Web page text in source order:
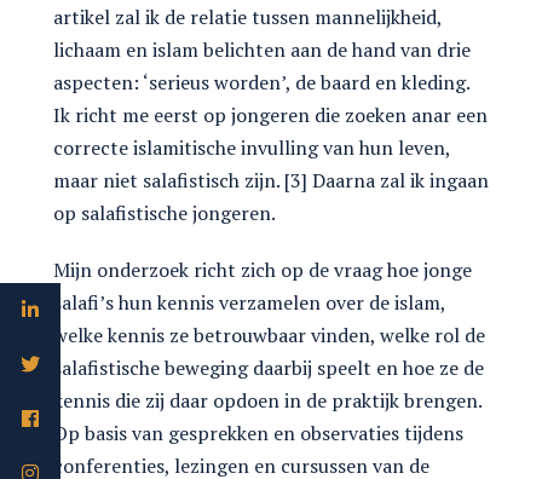
artikel zal ik de relatie tussen mannelijkheid,
lichaam en islam belichten aan de hand van drie
aspecten: ‘serieus worden’, de baard en kleding.
Ik richt me eerst op jongeren die zoeken anar een
correcte islamitische invulling van hun leven,
maar niet salafistisch zijn. [3] Daarna zal ik ingaan
op salafistische jongeren.
Mijn onderzoek richt zich op de vraag hoe jonge
salafi’s hun kennis verzamelen over de islam,
welke kennis ze betrouwbaar vinden, welke rol de
salafistische beweging daarbij speelt en hoe ze de
kennis die zij daar opdoen in de praktijk brengen.
Op basis van gesprekken en observaties tijdens
conferenties, lezingen en cursussen van de